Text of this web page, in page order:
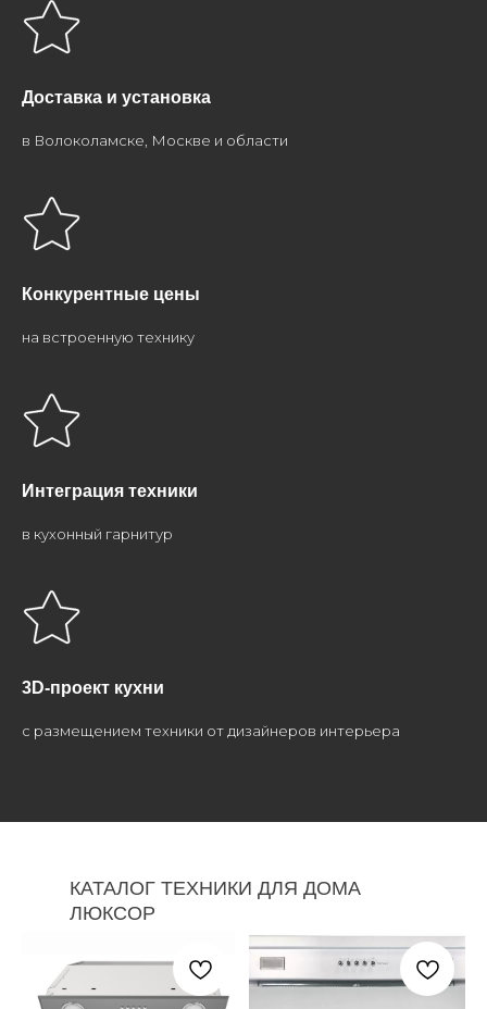
Доставка и установка
в Волоколамске, Москве и области
Конкурентные цены
на встроенную технику
Интеграция техники
в кухонный гарнитур
3D-проект кухни
с размещением техники от дизайнеров интерьера
КАТАЛОГ ТЕХНИКИ ДЛЯ ДОМА
ЛЮКСОР